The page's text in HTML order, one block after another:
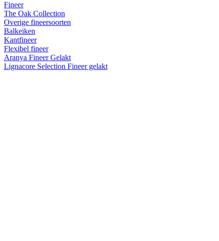
Fineer
The Oak Collection
Overige fineersoorten
Balkeiken
Kantfineer
Flexibel fineer
Aranya Fineer Gelakt
Lignacore Selection Fineer gelakt